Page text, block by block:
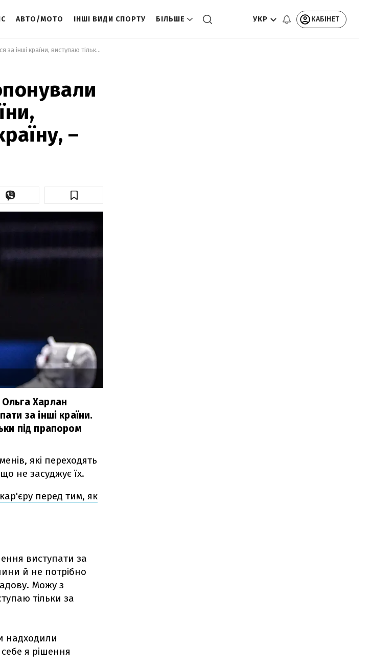
АВТО/МОТО ІНШІ ВИДИ СПОРТУ БІЛЬШЕ УКР КАБІНЕТ
Мені багато разів пропонували змагатися за інші країни, виступаю тільки за Україну, – Харлан
–
Харлан
за інші країни.
під прапором
які переходять
не засуджує їх.
перед тим, як
виступати за
й не потрібно
Можу з
тільки за
надходили
я рішення